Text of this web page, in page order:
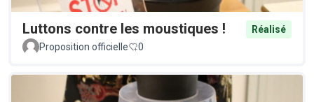
Luttons contre les moustiques !
Réalisé
Proposition officielle
0